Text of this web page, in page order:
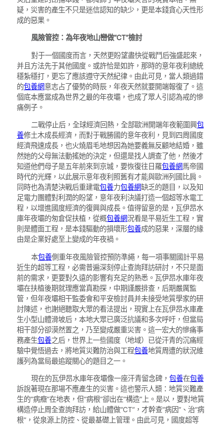
疑，災害的產生不只是迷信認知的缺少，更是本錢貪心天性形
成的惡果。
風險管控：為年夜地山巒做“CT”檢討
對于一個國度而言，天然更盼望盡快從戰鬥后強盛起來，
并且方法先于其他國度。或許恰是如許，那時的意年夜利總統
穩紮穩打，更忘了應該遵守天然紀律。由此可見，當人類過錯
的包養網意志占了優勢的時辰，年夜天然就要開端報復了。這
個底本應當成為世界之最的年夜壩，也成了眾人引認為戒的慘
痛例子。
二戰停止后，全球經濟回熱，全部歐洲開端年夜範圍興包
養修土木成長經濟，而對于戰勝國的意年夜利，見到四周國度
經濟飛速成長，也火燒眉毛地想因為她要義無反顧地結婚，雖
然她的父母無法動搖她的決定，但還是找人調查了他，然後才
知道他們母子是五年前來到京城，要恢復往日羅包養網馬帝國
時代的光輝，以此展示意年夜利照舊有才能與歐洲列國比肩。
同時也為清楚決戰后重建電包養力包養網缺乏的題目，以及知
足電力團體對利潤的盼望，意年夜利決議打造一個超等水電工
程，以增進國度經濟的復興與成長。值得留意的是，瓦伊昂水
庫年夜壩的匆倉促扶植，從概包養網況看是平易近生工程，實
則是體面工程，是本錢驅動的損壞形包養成的惡果，深層的緣
由是企業好處至上變成的年夜禍。
本包養側重年夜風險管控預防準繩，每一項事關國計平易
近生的超等工程，必需普遍深刻停止查詢拜訪研討，不只是面
前的需求，更要對久遠的影響有充足的熟悉。瓦伊昂水庫年夜
壩在扶植後期就理應當真勘探，中期謹嚴排查，后期嚴厲監
管，但年夜壩相干監委會和平安檢討員并未接受地質學家的研
討陳述，也謝絕聽取大眾的看法提出，現實上在瓦伊昂水庫產
生小型山體滑坡后，本地大眾已廣泛抗議和多次呼吁，但當局
相干部分卻漠然置之，乃至變成嚴重災害。這一宏大的慘痛事
務產生包養之后，世界上一些國度（地域）已從汗青的沉痛經
驗中覺悟過去，將地質災難防治與工程包養地質周遭的狀況維
護列為當局最追蹤關心的題目之一。
現在的瓦伊昂水庫年夜壩像一座汗青留念碑， 包養在包養
訴說著現在那場不應產生的災害。這也警示人類：地質災難產
生的“病癥”在地表，但“病根”卻出在“構造”上。是以，要對地質
構造停止周全查詢拜訪，給山體做“CT”，才幹查“病因”、治“病
根”，從泉源上防控、從最基礎上管理。由此可見，國度超等